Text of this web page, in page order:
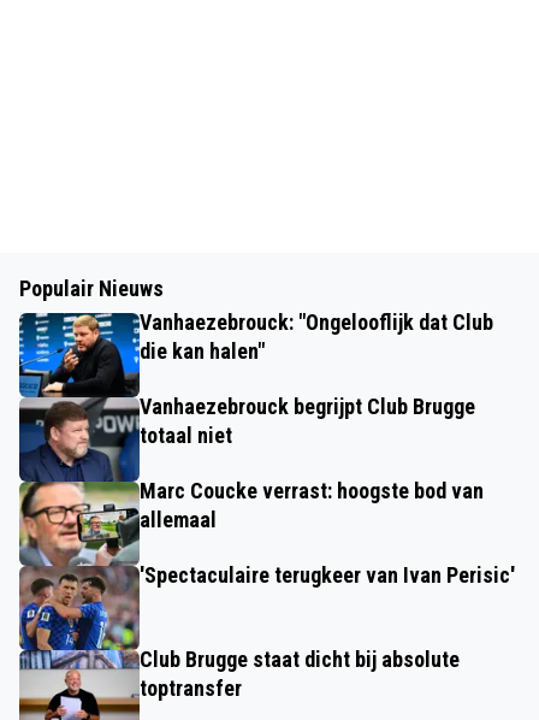
Populair Nieuws
Vanhaezebrouck: "Ongelooflijk dat Club
die kan halen"
Vanhaezebrouck begrijpt Club Brugge
totaal niet
Marc Coucke verrast: hoogste bod van
allemaal
'Spectaculaire terugkeer van Ivan Perisic'
Club Brugge staat dicht bij absolute
toptransfer